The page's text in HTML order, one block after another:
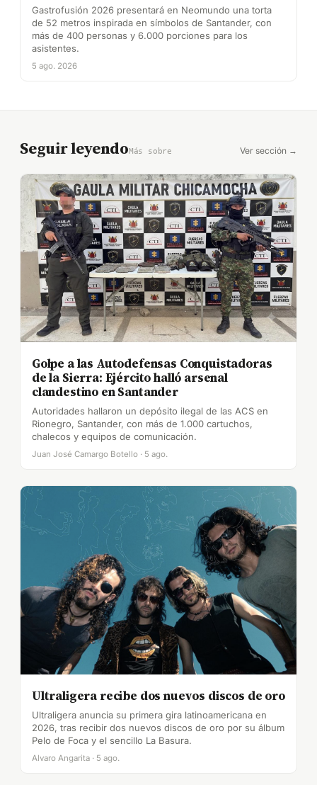
Gastrofusión 2026 presentará en Neomundo una torta
de 52 metros inspirada en símbolos de Santander, con
más de 400 personas y 6.000 porciones para los
asistentes.
5 ago. 2026
Seguir leyendoMás sobre Ver sección →
Golpe a las Autodefensas Conquistadoras
de la Sierra: Ejército halló arsenal
clandestino en Santander
Autoridades hallaron un depósito ilegal de las ACS en
Rionegro, Santander, con más de 1.000 cartuchos,
chalecos y equipos de comunicación.
Juan José Camargo Botello · 5 ago.
Ultraligera recibe dos nuevos discos de oro
Ultraligera anuncia su primera gira latinoamericana en
2026, tras recibir dos nuevos discos de oro por su álbum
Pelo de Foca y el sencillo La Basura.
Alvaro Angarita · 5 ago.